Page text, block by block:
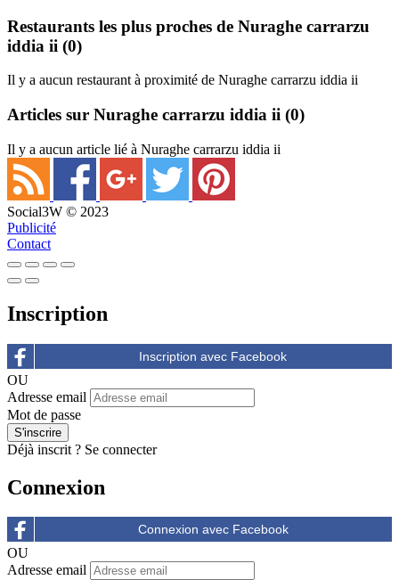
Restaurants les plus proches de Nuraghe carrarzu
iddia ii (0)
Il y a aucun restaurant à proximité de Nuraghe carrarzu iddia ii
Articles sur Nuraghe carrarzu iddia ii (0)
Il y a aucun article lié à Nuraghe carrarzu iddia ii
Social3W © 2023
Publicité
Contact
Inscription
OU
Adresse email
Mot de passe
Déjà inscrit ? Se connecter
Connexion
OU
Adresse email